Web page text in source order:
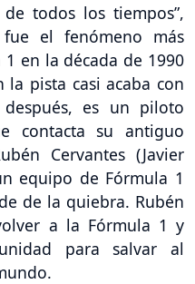
todos los tiempos”,
el fenómeno más
en la década de 1990
la pista casi acaba con
es un piloto
contacta su antiguo
Cervantes (Javier
equipo de Fórmula 1
de la quiebra. Rubén
a la Fórmula 1 y
para salvar al